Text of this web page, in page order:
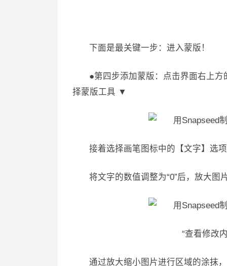
下面是最关键一步：进入蒙版！
●第四步添加蒙版：点击界面右上方
择蒙版工具 ▼
接着选择画笔图标中的【文字】选
将文字的数值调整为“0”后，放大
“查看修改
通过放大缩小图片进行区域的涂抹